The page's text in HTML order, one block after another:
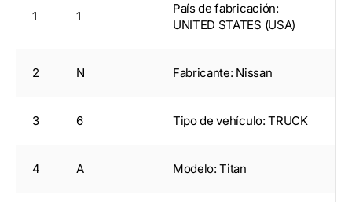
1 1
País de fabricación:
UNITED STATES (USA)
2 N Fabricante: Nissan
3 6 Tipo de vehículo: TRUCK
4 A Modelo: Titan